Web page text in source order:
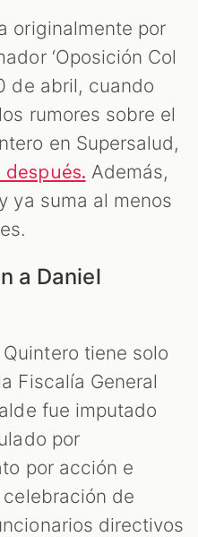
originalmente por
‘Oposición Col
de abril, cuando
rumores sobre el
en Supersalud,
Además,
ya suma al menos
a Daniel
tiene solo
Fiscalía General
fue imputado
por
por acción e
de
directivos